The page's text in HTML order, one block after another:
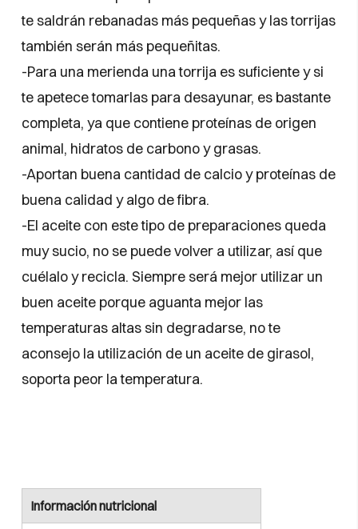
te saldrán rebanadas más pequeñas y las torrijas
también serán más pequeñitas.
-Para una merienda una torrija es suficiente y si
te apetece tomarlas para desayunar, es bastante
completa, ya que contiene proteínas de origen
animal, hidratos de carbono y grasas.
-Aportan buena cantidad de calcio y proteínas de
buena calidad y algo de fibra.
-El aceite con este tipo de preparaciones queda
muy sucio, no se puede volver a utilizar, así que
cuélalo y recicla. Siempre será mejor utilizar un
buen aceite porque aguanta mejor las
temperaturas altas sin degradarse, no te
aconsejo la utilización de un aceite de girasol,
soporta peor la temperatura.
Información nutricional